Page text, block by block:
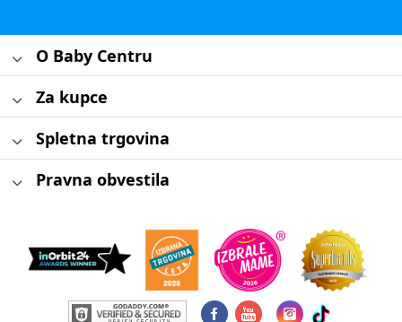
O Baby Centru
Za kupce
Spletna trgovina
Pravna obvestila